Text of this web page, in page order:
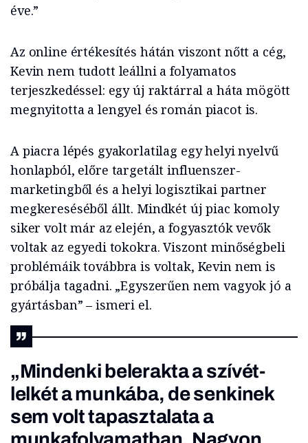
éve.”
Az online értékesítés hátán viszont nőtt a cég,
Kevin nem tudott leállni a folyamatos
terjeszkedéssel: egy új raktárral a háta mögött
megnyitotta a lengyel és román piacot is.
A piacra lépés gyakorlatilag egy helyi nyelvű
honlapból, előre targetált influenszer-
marketingből és a helyi logisztikai partner
megkereséséből állt. Mindkét új piac komoly
siker volt már az elején, a fogyasztók vevők
voltak az egyedi tokokra. Viszont minőségbeli
problémáik továbbra is voltak, Kevin nem is
próbálja tagadni. „Egyszerűen nem vagyok jó a
gyártásban” – ismeri el.
„Mindenki belerakta a szívét-
lelkét a munkába, de senkinek
sem volt tapasztalata a